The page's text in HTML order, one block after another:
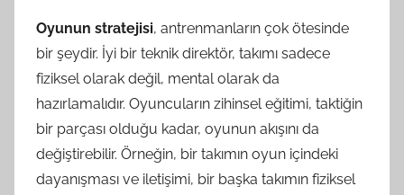
Oyunun stratejisi, antrenmanların çok ötesinde
bir şeydir. İyi bir teknik direktör, takımı sadece
fiziksel olarak değil, mental olarak da
hazırlamalıdır. Oyuncuların zihinsel eğitimi, taktiğin
bir parçası olduğu kadar, oyunun akışını da
değiştirebilir. Örneğin, bir takımın oyun içindeki
dayanışması ve iletişimi, bir başka takımın fiziksel